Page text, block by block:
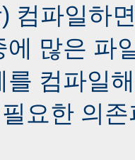
컴파일하
에 많은 파
를 컴파일
요한 의